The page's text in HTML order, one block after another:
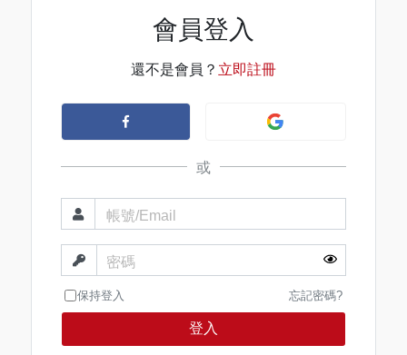
會員登入
還不是會員？ 立即註冊
或
帳號/Email
密碼
保持登入 忘記密碼?
登入